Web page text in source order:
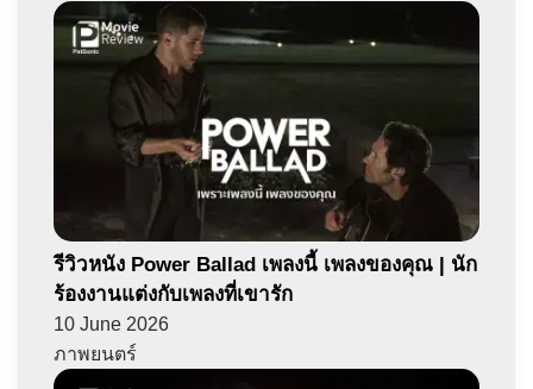
รีวิวหนัง Power Ballad เพลงนี้ เพลงของคุณ | นัก
ร้องงานแต่งกับเพลงที่เขารัก
10 June 2026
ภาพยนตร์